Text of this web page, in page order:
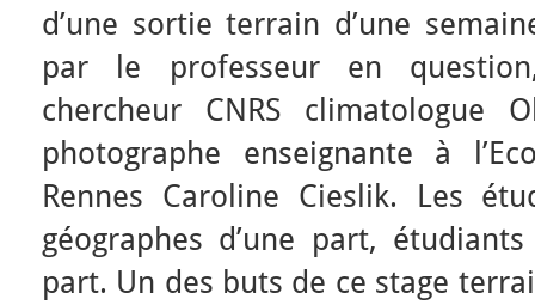
d’une sortie terrain d’une
par le professeur en
chercheur CNRS climatologue
photographe enseignante à
Rennes Caroline Cieslik. Les
géographes d’une part,
part. Un des buts de ce stage